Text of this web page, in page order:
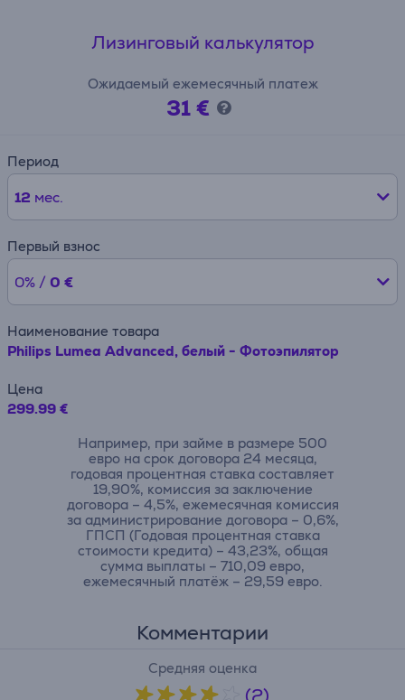
Лизинговый калькулятор
Ожидаемый ежемесячный платеж
31 €
Период
12 мес.
Первый взнос
0% / 0 €
Наименование товара
Philips Lumea Advanced, белый - Фотоэпилятор
Цена
299.99 €
Например, при займе в размере 500
евро на срок договора 24 месяца,
годовая процентная ставка составляет
19,90%, комиссия за заключение
договора – 4,5%, ежемесячная комиссия
за администрирование договора – 0,6%,
ГПСП (Годовая процентная ставка
стоимости кредита) – 43,23%, общая
сумма выплаты – 710,09 евро,
ежемесячный платёж – 29,59 евро.
Комментарии
Средняя оценка